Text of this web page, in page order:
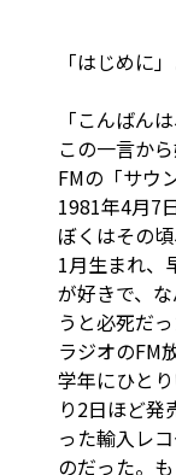
「はじめに
「こんばん
この一言か
FMの「サウ
1981年4月7
ぼくはその
1月生まれ、
が好きで、
うと必死だ
ラジオのFM
学年にひと
り2日ほど発
った輸入レ
のだった。